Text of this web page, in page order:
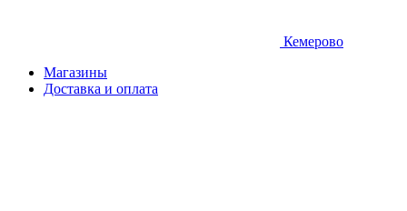
Кемерово
Магазины
Доставка и оплата